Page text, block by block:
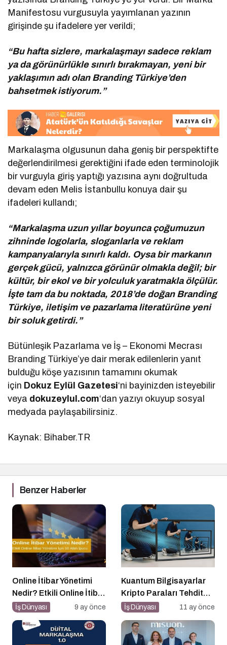
Manifestosu vurgusuyla yayımlanan yazının
girişinde şu ifadelere yer verildi;
“Bu hafta sizlere, markalaşmayı sadece reklam
ya da görünürlükle sınırlı bırakmayan, yeni bir
yaklaşımın adı olan Branding Türkiye’den
bahsetmek istiyorum.”
Markalaşma olgusunun daha geniş bir perspektifte
değerlendirilmesi gerektiğini ifade eden terminolojik
bir vurguyla giriş yaptığı yazısına aynı doğrultuda
devam eden Melis İstanbullu konuya dair şu
ifadeleri kullandı;
“Markalaşma uzun yıllar boyunca çoğumuzun
zihninde logolarla, sloganlarla ve reklam
kampanyalarıyla sınırlı kaldı. Oysa bir markanın
gerçek gücü, yalnızca görünür olmakla değil; bir
kültür, bir ekol ve bir yolculuk yaratmakla ölçülür.
İşte tam da bu noktada, 2018’de doğan Branding
Türkiye, iletişim ve pazarlama literatürüne yeni
bir soluk getirdi.”
Bütünleşik Pazarlama ve İş – Ekonomi Mecrası
Branding Türkiye’ye dair merak edilenlerin yanıt
bulduğu köşe yazısının tamamını okumak
için Dokuz Eylül Gazetesi‘ni bayinizden isteyebilir
veya dokuzeylul.com‘dan yazıyı okuyup sosyal
medyada paylaşabilirsiniz.
Kaynak: Bihaber.TR
Benzer Haberler
Online İtibar Yönetimi
Nedir? Etkili Online İtibar
Yönetimi İçin 10 Altın
İş Dünyası 9 ay önce
Kuantum Bilgisayarlar
Kripto Paraları Tehdit
Eder mi?
İş Dünyası 11 ay önce